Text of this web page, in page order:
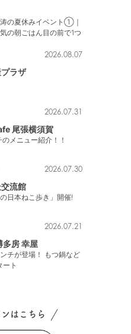
涛の夏休みイベント①｜
の朝ごはん目の前で1つ
2026.08.07
ラザ
2026.07.31
尾張横須賀
メニュー紹介！！
2026.07.30
流館
日本ねこ歩き」開催!
2026.07.21
多房 幸屋
チが登場！ もつ鍋など
ート
はこちら